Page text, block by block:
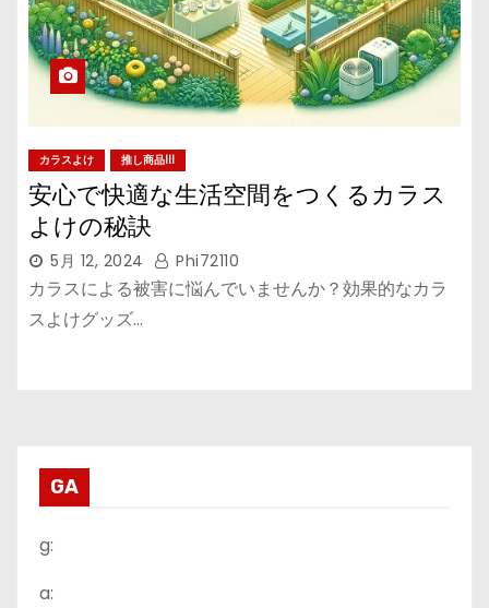
カラスよけ 推し商品III
安心で快適な生活空間をつくるカラス
よけの秘訣
5月 12, 2024 Phi72110
カラスによる被害に悩んでいませんか？効果的なカラ
スよけグッズ…
GA
g:
a: